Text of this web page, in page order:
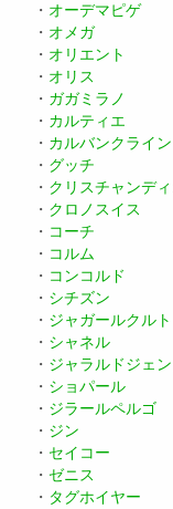
・ オーデマピゲ
・ オメガ
・ オリエント
・ オリス
・ ガガミラノ
・ カルティエ
・ カルバンクライン
・ グッチ
・ クリスチャンデ
・ クロノスイス
・ コーチ
・ コルム
・ コンコルド
・ シチズン
・ ジャガールクルト
・ シャネル
・ ジャラルドジェン
・ ショパール
・ ジラールペルゴ
・ ジン
・ セイコー
・ ゼニス
・ タグホイヤー